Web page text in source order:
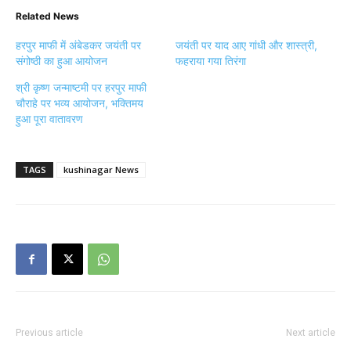
Related News
हरपुर माफी में अंबेडकर जयंती पर
संगोष्ठी का हुआ आयोजन
जयंती पर याद आए गांधी और शास्त्री,
फहराया गया तिरंगा
श्री कृष्ण जन्माष्टमी पर हरपुर माफी
चौराहे पर भव्य आयोजन, भक्तिमय
हुआ पूरा वातावरण
TAGS kushinagar News
Previous article Next article